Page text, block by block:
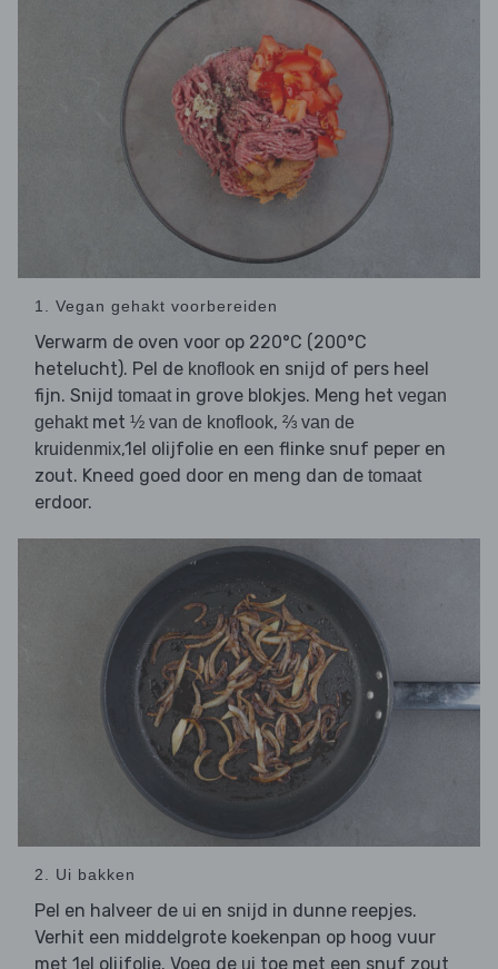
1. Vegan gehakt voorbereiden
Verwarm de oven voor op 220°C (200°C
hetelucht). Pel de knoflook en snijd of pers heel
fijn. Snijd tomaat in grove blokjes. Meng het vegan
gehakt met ½ van de knoflook, ⅔ van de
kruidenmix,1el olijfolie en een flinke snuf peper en
zout. Kneed goed door en meng dan de tomaat
erdoor.
2. Ui bakken
Pel en halveer de ui en snijd in dunne reepjes.
Verhit een middelgrote koekenpan op hoog vuur
met 1el olijfolie. Voeg de ui toe met een snuf zout